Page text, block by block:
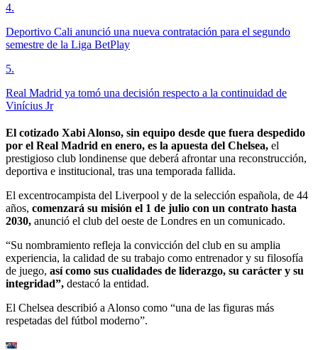
4.
Deportivo Cali anunció una nueva contratación para el segundo
semestre de la Liga BetPlay
5.
Real Madrid ya tomó una decisión respecto a la continuidad de
Vinícius Jr
El cotizado Xabi Alonso, sin equipo desde que fuera despedido
por el Real Madrid en enero, es la apuesta del Chelsea, el
prestigioso club londinense que deberá afrontar una reconstrucción,
deportiva e institucional, tras una temporada fallida.
El excentrocampista del Liverpool y de la selección española, de 44
años, comenzará su misión el 1 de julio con un contrato hasta
2030, anunció el club del oeste de Londres en un comunicado.
“Su nombramiento refleja la convicción del club en su amplia
experiencia, la calidad de su trabajo como entrenador y su filosofía
de juego, así como sus cualidades de liderazgo, su carácter y su
integridad”, destacó la entidad.
El Chelsea describió a Alonso como “una de las figuras más
respetadas del fútbol moderno”.